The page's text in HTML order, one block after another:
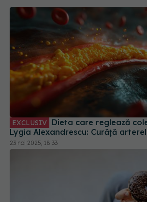
EXCLUSIV Dieta care reglează colesterolul. Dr.
Lygia Alexandrescu: Curăță arterele